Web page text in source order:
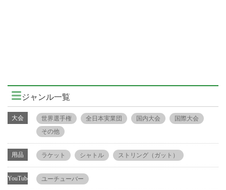
ジャンル一覧
大会 世界選手権 全日本実業団 国内大会
国際大会
その他
用品 ラケット シャトル ストリング（ガット）
YouTube ユーチューバー